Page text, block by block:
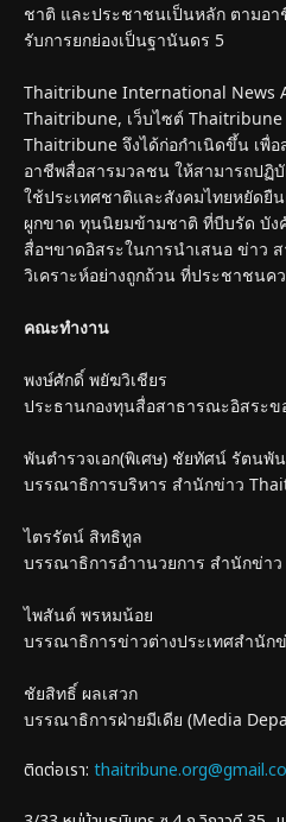
ชาติ และประชาชนเป็นหลัก ตามอ
รับการยกย่องเป็นฐานันดร 5
Thaitribune International News
Thaitribune, เว็บไซต์
Thaitribune จึงได้ก่อกำเนิดขึ้น เพื่
อาชีพสื่อสารมวลชน ให้สามารถปฏิ
ใช้ประเทศชาติและสังคมไทยหยัดยื
ผูกขาด ทุนนิยมข้ามชาติ ที่บีบรัด บัง
สื่อฯขาดอิสระในการนำเสนอ ข่าว
วิเคราะห์อย่างถูกถ้วน ที่ประชาชนค
คณะทำงาน
พงษ์ศักดิ์ พยัฆวิเชียร
ประธานกองทุนสื่อสาธารณะอิสระ
พันตำรวจเอก(พิเศษ) ชัยทัศน์ รัตนพั
บรรณาธิการบริหาร สำนักข่าว
ไตรรัตน์ สิทธิทูล
บรรณาธิการอำานวยการ สำนักข่า
ไพสันต์ พรหมน้อย
บรรณาธิการข่าวต่างประเทศสำนัก
ชัยสิทธิ์ ผลเสวก
บรรณาธิการฝ่ายมีเดีย (Media
ติดต่อเรา: